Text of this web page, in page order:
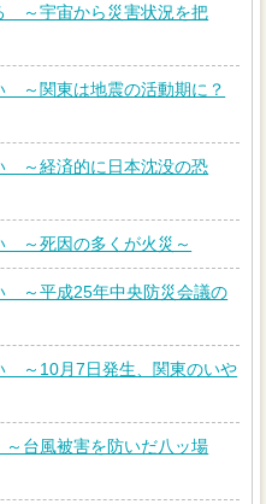
～宇宙から災害状況を把
～関東は地震の活動期に？
～経済的に日本沈没の恐
～死因の多くが火災～
～平成25年中央防災会議の
～10月7日発生、関東のいや
台風被害を防いだ八ッ場